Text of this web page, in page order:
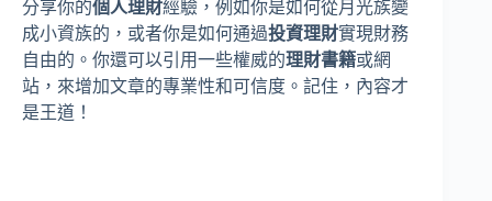
分享你的個人理財經驗，例如你是如何從月光族變
成小資族的，或者你是如何通過投資理財實現財務
自由的。你還可以引用一些權威的理財書籍或網
站，來增加文章的專業性和可信度。記住，內容才
是王道！